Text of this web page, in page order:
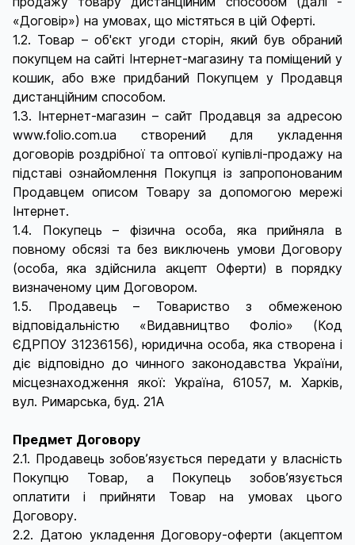
«Договір») на умовах, що містяться в цій Оферті.
1.2. Товар – об'єкт угоди сторін, який був обраний
покупцем на сайті Інтернет-магазину та поміщений у
кошик, або вже придбаний Покупцем у Продавця
дистанційним способом.
1.3. Інтернет-магазин – сайт Продавця за адресою
www.folio.com.ua створений для укладення
договорів роздрібної та оптової купівлі-продажу на
підставі ознайомлення Покупця із запропонованим
Продавцем описом Товару за допомогою мережі
Інтернет.
1.4. Покупець – фізична особа, яка прийняла в
повному обсязі та без виключень умови Договору
(особа, яка здійснила акцепт Оферти) в порядку
визначеному цим Договором.
1.5. Продавець – Товариство з обмеженою
відповідальністю «Видавництво Фоліо» (Код
ЄДРПОУ 31236156), юридична особа, яка створена і
діє відповідно до чинного законодавства України,
місцезнаходження якої: Україна, 61057, м. Харків,
вул. Римарська, буд. 21А
Предмет Договору
2.1. Продавець зобов’язується передати у власність
Покупцю Товар, а Покупець зобов’язується
оплатити і прийняти Товар на умовах цього
Договору.
2.2. Датою укладення Договору-оферти (акцептом